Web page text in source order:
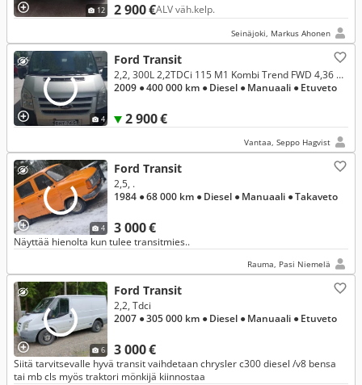
12 2 900 €ALV väh.kelp.
Seinäjoki, Markus Ahonen
4
Ford Transit
2 900 €
2,2, 300L 2,2TDCi 115 M1 Kombi Trend FWD 4,36 Täyskorkea
2009 ● 400 000 km ● Diesel ● Manuaali ● Etuveto
Vantaa, Seppo Hagvist
4
Ford Transit
3 000 €
2,5, .
1984 ● 68 000 km ● Diesel ● Manuaali ● Takaveto
Näyttää hienolta kun tulee transitmies..
Rauma, Pasi Niemelä
6
Ford Transit
3 000 €
2,2, Tdci
2007 ● 305 000 km ● Diesel ● Manuaali ● Etuveto
Siitä tarvitsevalle hyvä transit vaihdetaan chrysler c300 diesel /v8 bensa
tai mb cls myös traktori mönkijä kiinnostaa